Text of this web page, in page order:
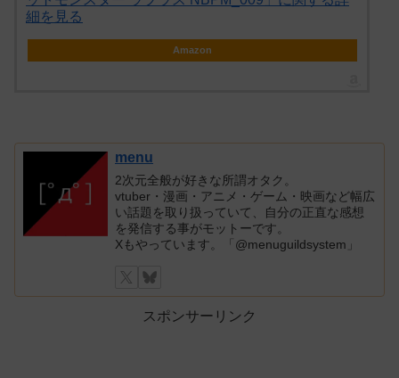
細を見る
Amazon
menu
2次元全般が好きな所謂オタク。
vtuber・漫画・アニメ・ゲーム・映画など幅広
い話題を取り扱っていて、自分の正直な感想
を発信する事がモットーです。
Xもやっています。「@menuguildsystem」
スポンサーリンク